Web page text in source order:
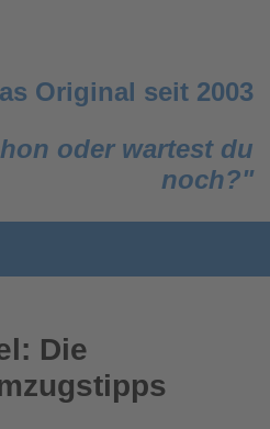
Original seit 2003
oder wartest du
noch?"
Die